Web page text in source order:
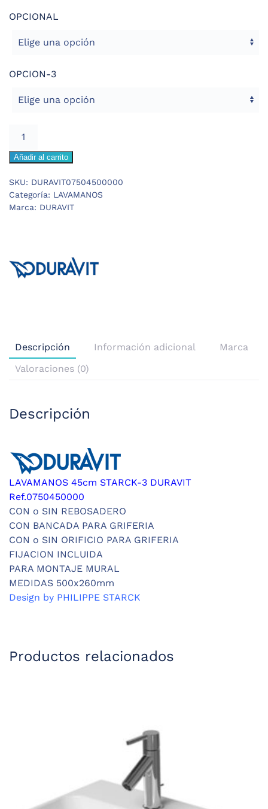
OPCIONAL
OPCION-3
45cm
cantidad
Añadir al carrito
SKU: DURAVIT07504500000
Categoría: LAVAMANOS
Marca: DURAVIT
Descripción Información adicional
Marca
Valoraciones (0)
Descripción
LAVAMANOS 45cm STARCK-3 DURAVIT
Ref.0750450000
CON o SIN REBOSADERO
CON BANCADA PARA GRIFERIA
CON o SIN ORIFICIO PARA GRIFERIA
FIJACION INCLUIDA
PARA MONTAJE MURAL
MEDIDAS 500x260mm
Design by PHILIPPE STARCK
Productos relacionados